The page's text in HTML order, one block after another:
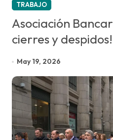
TRABAJO
Asociación
cierres y despidos!
May 19, 2026